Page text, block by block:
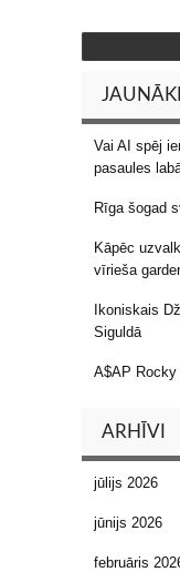
Vai AI spēj
pasaules
Rīga šogad
Kāpēc
vīrieša
Ikoniskais
Siguldā
A$AP
ARHĪVI
jūlijs 2026
jūnijs 2026
februāris